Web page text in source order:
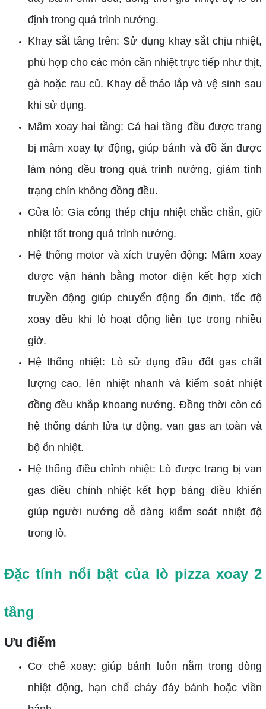
định trong quá trình nướng.
Khay sắt tầng trên: Sử dụng khay sắt chịu nhiệt,
phù hợp cho các món cần nhiệt trực tiếp như thịt,
gà hoặc rau củ. Khay dễ tháo lắp và vệ sinh sau
khi sử dụng.
Mâm xoay hai tầng: Cả hai tầng đều được trang
bị mâm xoay tự động, giúp bánh và đồ ăn được
làm nóng đều trong quá trình nướng, giảm tình
trạng chín không đồng đều.
Cửa lò: Gia công thép chịu nhiệt chắc chắn, giữ
nhiệt tốt trong quá trình nướng.
Hệ thống motor và xích truyền động: Mâm xoay
được vận hành bằng motor điện kết hợp xích
truyền động giúp chuyển động ổn định, tốc độ
xoay đều khi lò hoạt động liên tục trong nhiều
giờ.
Hệ thống nhiệt: Lò sử dụng đầu đốt gas chất
lượng cao, lên nhiệt nhanh và kiểm soát nhiệt
đồng đều khắp khoang nướng. Đồng thời còn có
hệ thống đánh lửa tự động, van gas an toàn và
bộ ổn nhiệt.
Hệ thống điều chỉnh nhiệt: Lò được trang bị van
gas điều chỉnh nhiệt kết hợp bảng điều khiển
giúp người nướng dễ dàng kiểm soát nhiệt độ
trong lò.
Đặc tính nổi bật của lò pizza xoay 2
tầng
Ưu điểm
Cơ chế xoay: giúp bánh luôn nằm trong dòng
nhiệt động, hạn chế cháy đáy bánh hoặc viền